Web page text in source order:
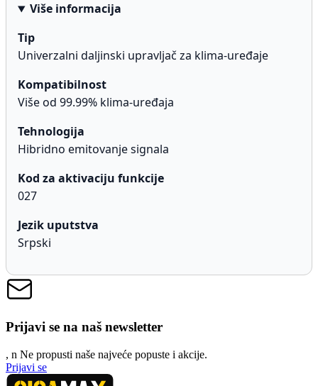
Više informacija
Tip
Univerzalni daljinski upravljač za klima-uređaje
Kompatibilnost
Više od 99.99% klima-uređaja
Tehnologija
Hibridno emitovanje signala
Kod za aktivaciju funkcije
027
Jezik uputstva
Srpski
Prijavi se na naš newsletter
, n Ne propusti naše najveće popuste i akcije.
Prijavi se